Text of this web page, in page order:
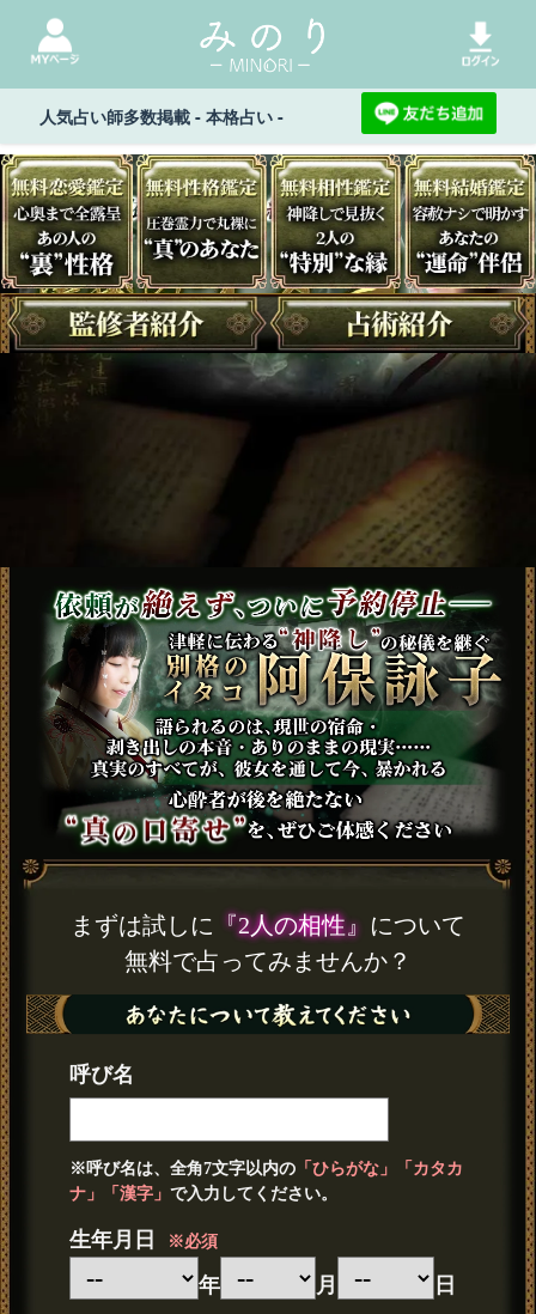
人気占い師多数掲載 - 本格占い -
まずは試しに 『2人の相性』 について
無料で占ってみませんか？
呼び名
※呼び名は、全角7文字以内の 「ひらがな」「カタカ
ナ」「漢字」で入力してください。
生年月日 ※必須
年 月
日